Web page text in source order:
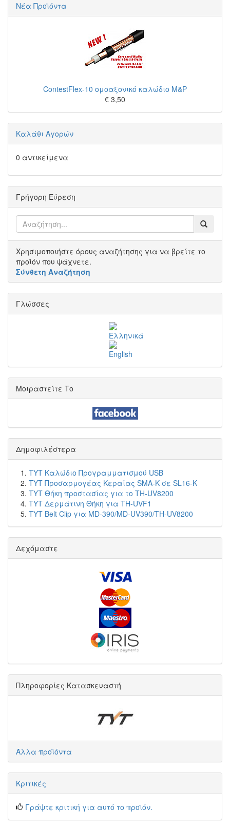
Νέα Προϊόντα
ContestFlex-10 ομοαξονικό καλώδιο M&P
€ 3,50
Καλάθι Αγορών
0 αντικείμενα
Γρήγορη Εύρεση
Χρησιμοποιήστε όρους αναζήτησης για να βρείτε το
προϊόν που ψάχνετε.
Σύνθετη Αναζήτηση
Γλώσσες
Μοιραστείτε Το
Δημοφιλέστερα
TYT Καλώδιο Προγραμματισμού USB
TYT Προσαρμογέας Κεραίας SMA-K σε SL16-K
TYT Θήκη προστασίας για το TH-UV8200
TYT Δερμάτινη Θήκη για TH-UVF1
TYT Belt Clip για MD-390/MD-UV390/TH-UV8200
Δεχόμαστε
Πληροφορίες Κατασκευαστή
Άλλα προϊόντα
Κριτικές
Γράψτε κριτική για αυτό το προϊόν.